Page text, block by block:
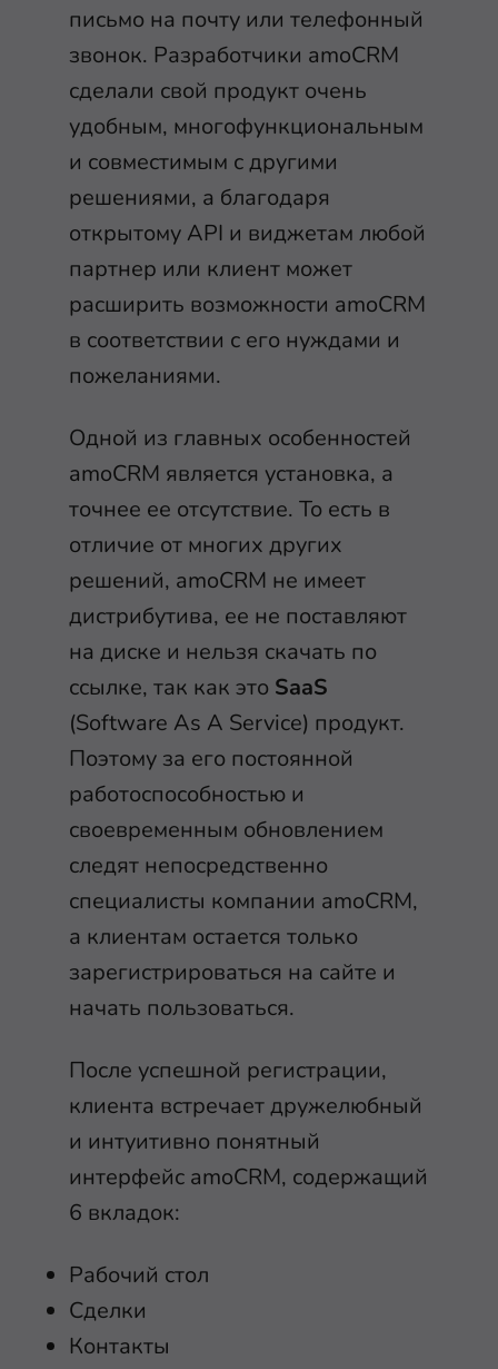
письмо на почту или телефонный
звонок. Разработчики amoCRM
сделали свой продукт очень
удобным, многофункциональным
и совместимым с другими
решениями, а благодаря
открытому API и виджетам любой
партнер или клиент может
расширить возможности amoCRM
в соответствии с его нуждами и
пожеланиями.
Одной из главных особенностей
amoCRM является установка, а
точнее ее отсутствие. То есть в
отличие от многих других
решений, amoCRM не имеет
дистрибутива, ее не поставляют
на диске и нельзя скачать по
ссылке, так как это SaaS
(Software As A Service) продукт.
Поэтому за его постоянной
работоспособностью и
своевременным обновлением
следят непосредственно
специалисты компании amoCRM,
а клиентам остается только
зарегистрироваться на сайте и
начать пользоваться.
После успешной регистрации,
клиента встречает дружелюбный
и интуитивно понятный
интерфейс amoCRM, содержащий
6 вкладок:
Рабочий стол
Сделки
Контакты